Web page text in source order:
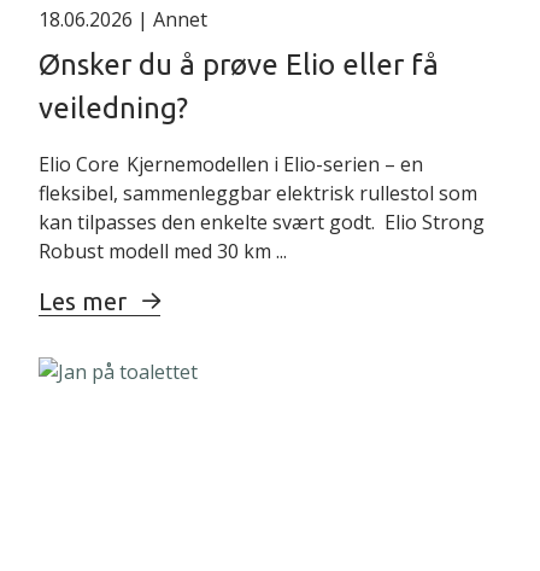
18.06.2026 | Annet
Ønsker du å prøve Elio eller få
veiledning?
Elio Core Kjernemodellen i Elio-serien – en
fleksibel, sammenleggbar elektrisk rullestol som
kan tilpasses den enkelte svært godt. Elio Strong
Robust modell med 30 km ...
Les mer